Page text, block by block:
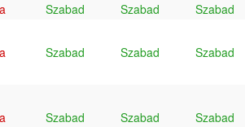
Szabad Szabad
Szabad
Szabad Szabad Szabad
Szabad Szabad Szabad